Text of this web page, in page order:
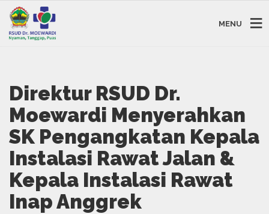
MENU
Direktur RSUD Dr.
Moewardi Menyerahkan
SK Pengangkatan Kepala
Instalasi Rawat Jalan &
Kepala Instalasi Rawat
Inap Anggrek